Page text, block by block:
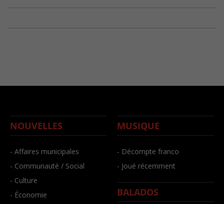
NOUVELLES
- Affaires municipales
- Communauté / Social
- Culture
- Économie
MUSIQUE
- Décompte franco
- Joué récemment
BALADOS